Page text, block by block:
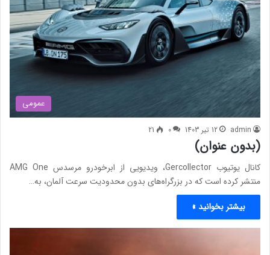
عمومی
admin 12 تیر 1403 0
21
(بدون عنوان)
کانال یوتیوب Gercollector، ویدیویی از ابرخودرو مرسدس AMG One
منتشر کرده است که در بزرگراه‌های بدون محدودیت سرعت آلمان، به‌…
بیشتر بخوانید »